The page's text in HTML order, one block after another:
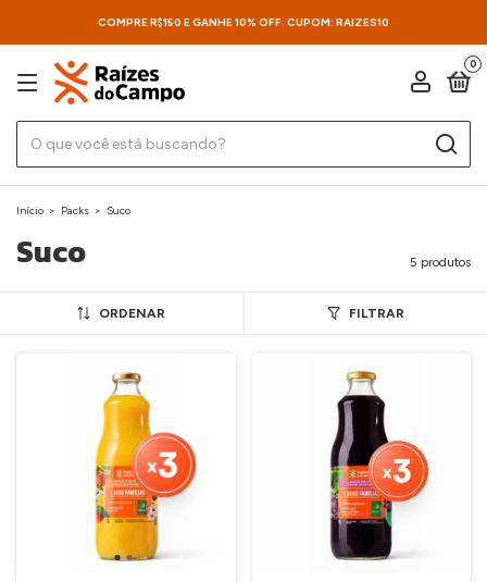
COMPRE R$150 E GANHE 10% OFF. CUPOM: RAIZES10
0
Início > Packs > Suco
Suco 5 produtos
ORDENAR FILTRAR